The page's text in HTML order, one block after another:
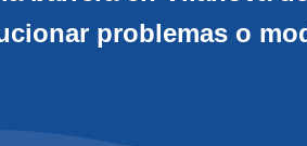
problemas o